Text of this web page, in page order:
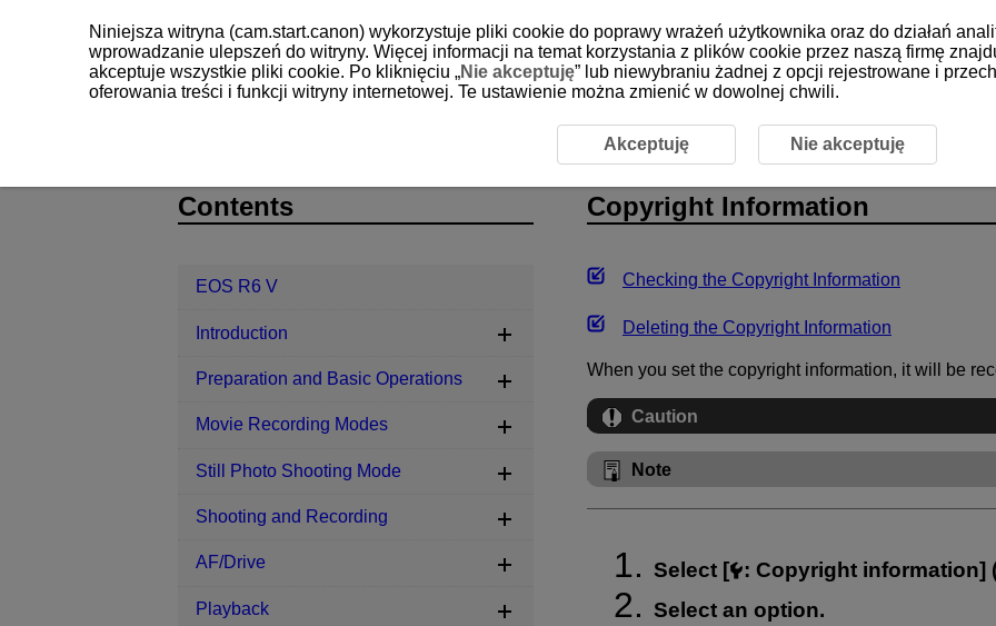
Set-up Copyright Information
Copyright Information
Checking the Copyright Information
Deleting the Copyright Information
When you set the copyright information, it will be
Caution
Note
Select [ : Copyright information]
Select an option.
Contents
EOS R6 V
Introduction
Preparation and Basic Operations
Movie Recording Modes
Still Photo Shooting Mode
Shooting and Recording
AF/Drive
Playback
Niniejsza witryna (cam.start.canon) wykorzystuje pliki cookie do poprawy wrażeń użytkownika oraz do działań
wprowadzanie ulepszeń do witryny. Więcej informacji na temat korzystania z plików cookie przez naszą firmę
akceptuje wszystkie pliki cookie. Po kliknięciu „Nie akceptuję” lub niewybraniu żadnej z opcji rejestrowane i
oferowania treści i funkcji witryny internetowej. Te ustawienie można zmienić w dowolnej chwili.
Akceptuję Nie akceptuję